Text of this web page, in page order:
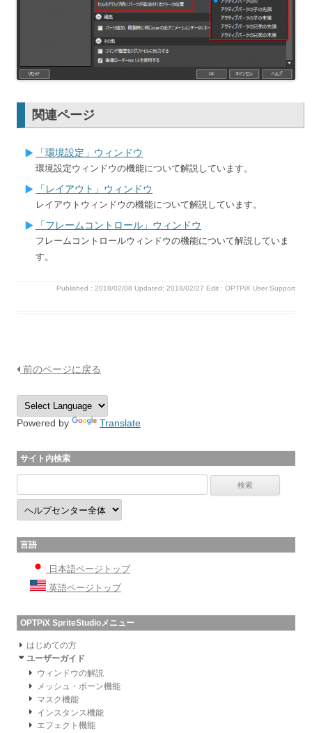
関連ページ
「環境設定」ウィンドウ
環境設定ウィンドウの機能について解説しています。
「レイアウト」ウィンドウ
レイアウトウィンドウの機能について解説しています。
「フレームコントロール」ウィンドウ
フレームコントロールウィンドウの機能について解説していま
す。
Published : 2018/02/08 Updated: 2018/02/27 Edit : OPTPiX User Support
前のページに戻る
Powered by Translate
サイト内検索
言語
日本語ページトップ
英語ページトップ
OPTPiX SpriteStudioメニュー
はじめての方
ユーザーガイド
ウィンドウの解説
メッシュ・ボーン機能
マスク機能
インスタンス機能
エフェクト機能